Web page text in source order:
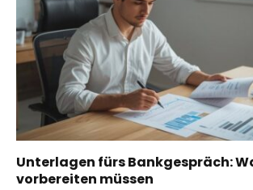
Unterlagen fürs Bankgespräch:
vorbereiten müssen